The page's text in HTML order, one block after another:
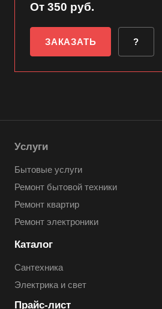
От 350 руб.
ЗАКАЗАТЬ ?
Услуги
Бытовые услуги
Ремонт бытовой техники
Ремонт квартир
Ремонт электроники
Каталог
Сантехника
Электрика и свет
Прайс-лист